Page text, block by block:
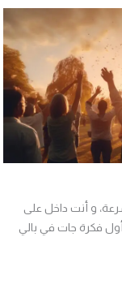
داخل على
جات في بالي